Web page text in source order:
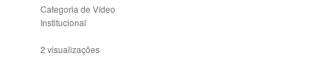
Categoria de Vídeo
Institucional
2 visualizações